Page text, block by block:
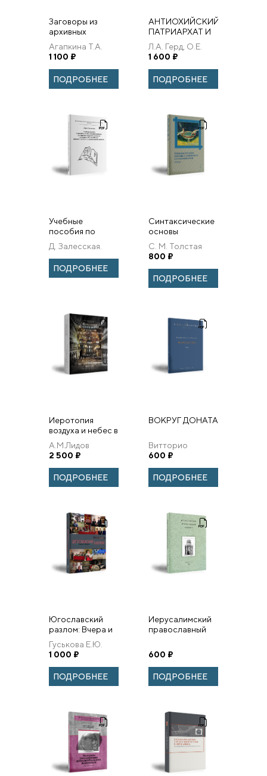
Заговоры из
архивных
источников XVIII
– первой трети
ХХ в. Том 1
Агапкина Т.А.
1 100 ₽
ПОДРОБНЕЕ
АНТИОХИЙСКИЙ
ПАТРИАРХАТ И
РОССИЯ В XVIII –
начале XX вв.:
ИССЛЕДОВАНИЯ
И ДОКУМЕНТЫ
Л.А. Герд, О.Е.
Петрунина
1 600 ₽
ПОДРОБНЕЕ
Учебные
пособия по
русскому языку
как
иностранному
для
Д. Залесская.
ПОДРОБНЕЕ
Синтаксические
основы
славянского
словосложения.
Очерки
С. М. Толстая
800 ₽
ПОДРОБНЕЕ
Иеротопия
воздуха и небес в
культуре
христианского
мира
А.М.Лидов
2 500 ₽
ПОДРОБНЕЕ
ВОКРУГ ДОНАТА
Витторио
Спрингфилд
600 ₽
ПОДРОБНЕЕ
Югославский
разлом: Вчера и
сегодня.
Гуськова Е.Ю.
1 000 ₽
ПОДРОБНЕЕ
Иерусалимский
православный
12
600 ₽
ПОДРОБНЕЕ